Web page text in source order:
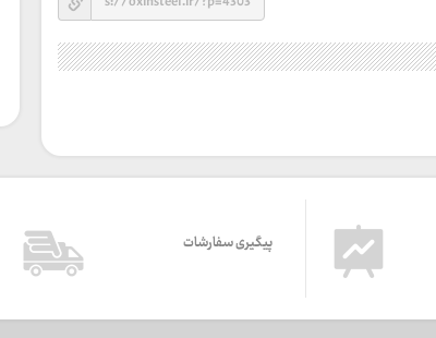
پیگیری سفارشات